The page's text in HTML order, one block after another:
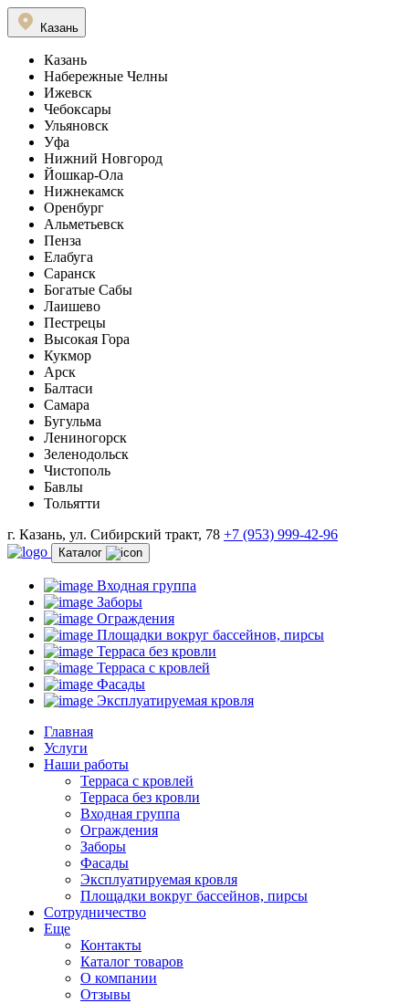
Казань
Казань
Набережные Челны
Ижевск
Чебоксары
Ульяновск
Уфа
Нижний Новгород
Йошкар-Ола
Нижнекамск
Оренбург
Альметьевск
Пенза
Елабуга
Саранск
Богатые Сабы
Лаишево
Пестрецы
Высокая Гора
Кукмор
Арск
Балтаси
Самара
Бугульма
Лениногорск
Зеленодольск
Чистополь
Бавлы
Тольятти
г. Казань, ул. Сибирский тракт, 78 +7 (953) 999-42-96
Каталог
Входная группа
Заборы
Ограждения
Площадки вокруг бассейнов, пирсы
Терраса без кровли
Терраса с кровлей
Фасады
Эксплуатируемая кровля
Главная
Услуги
Наши работы
Терраса с кровлей
Терраса без кровли
Входная группа
Ограждения
Заборы
Фасады
Эксплуатируемая кровля
Площадки вокруг бассейнов, пирсы
Сотрудничество
Еще
Контакты
Каталог товаров
О компании
Отзывы